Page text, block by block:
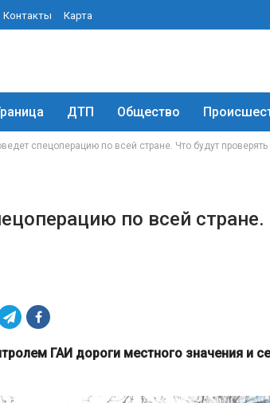
Контакты Карта
ДТП Общество
спецоперацию по всей стране. Что будут проверять
по всей стране.
ГАИ дороги местного значения и